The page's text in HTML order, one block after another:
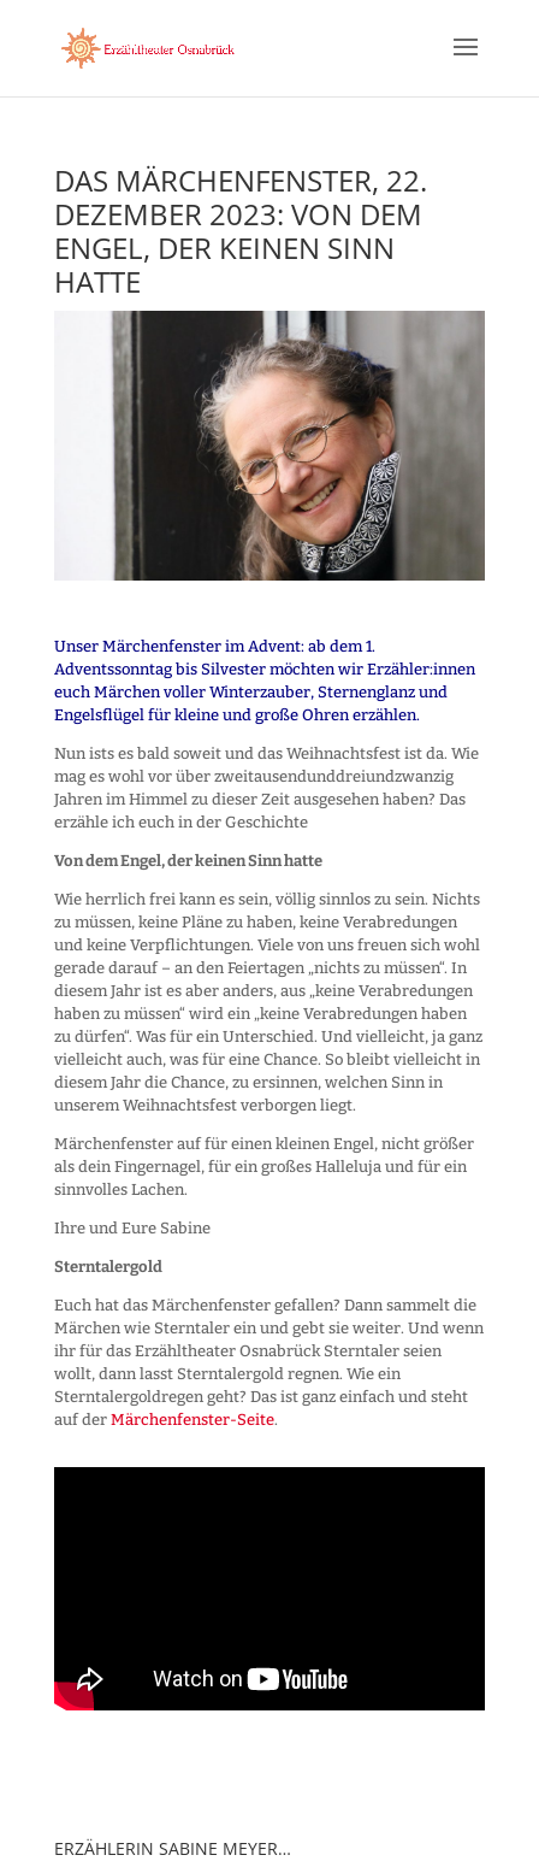
DAS MÄRCHENFENSTER, 22.
DEZEMBER 2023: VON DEM
ENGEL, DER KEINEN SINN
HATTE
Unser Märchenfenster im Advent: ab dem 1.
Adventssonntag bis Silvester möchten wir Erzähler:innen
euch Märchen voller Winterzauber, Sternenglanz und
Engelsflügel für kleine und große Ohren erzählen.
Nun ists es bald soweit und das Weihnachtsfest ist da. Wie
mag es wohl vor über zweitausendunddreiundzwanzig
Jahren im Himmel zu dieser Zeit ausgesehen haben? Das
erzähle ich euch in der Geschichte
Von dem Engel, der keinen Sinn hatte
Wie herrlich frei kann es sein, völlig sinnlos zu sein. Nichts
zu müssen, keine Pläne zu haben, keine Verabredungen
und keine Verpflichtungen. Viele von uns freuen sich wohl
gerade darauf – an den Feiertagen „nichts zu müssen“. In
diesem Jahr ist es aber anders, aus „keine Verabredungen
haben zu müssen“ wird ein „keine Verabredungen haben
zu dürfen“. Was für ein Unterschied. Und vielleicht, ja ganz
vielleicht auch, was für eine Chance. So bleibt vielleicht in
diesem Jahr die Chance, zu ersinnen, welchen Sinn in
unserem Weihnachtsfest verborgen liegt.
Märchenfenster auf für einen kleinen Engel, nicht größer
als dein Fingernagel, für ein großes Halleluja und für ein
sinnvolles Lachen.
Ihre und Eure Sabine
Sterntalergold
Euch hat das Märchenfenster gefallen? Dann sammelt die
Märchen wie Sterntaler ein und gebt sie weiter. Und wenn
ihr für das Erzähltheater Osnabrück Sterntaler seien
wollt, dann lasst Sterntalergold regnen. Wie ein
Sterntalergoldregen geht? Das ist ganz einfach und steht
auf der Märchenfenster-Seite.
ERZÄHLERIN SABINE MEYER…